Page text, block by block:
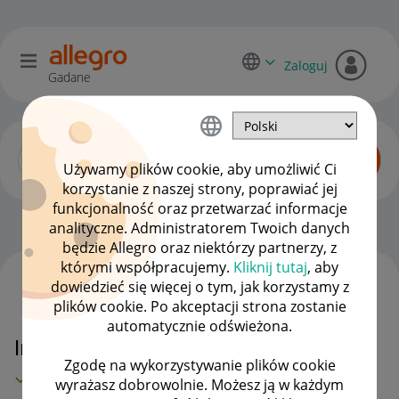
Używamy plików cookie, aby umożliwić Ci
korzystanie z naszej strony, poprawiać jej
funkcjonalność oraz przetwarzać informacje
analityczne. Administratorem Twoich danych
będzie Allegro oraz niektórzy partnerzy, z
którymi współpracujemy. Kliknij tutaj, aby
dowiedzieć się więcej o tym, jak korzystamy z
plików cookie. Po akceptacji strona zostanie
automatycznie odświeżona.
Zgodę na wykorzystywanie plików cookie
wyrażasz dobrowolnie. Możesz ją w każdym
Gadane
Zaloguj
Zaawansowani sprzedawcy OPCJE
Inpost problem z przesyłką
MAMY ROZWIĄZANIE!
WSZYSTKIE TEMATY